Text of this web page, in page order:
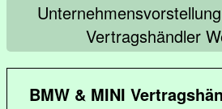
Vertragshändler
BMW & MINI